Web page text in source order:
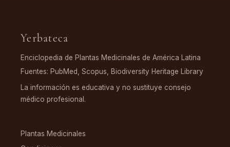
Yerbateca
Enciclopedia de Plantas Medicinales de América Latina
Fuentes: PubMed, Scopus, Biodiversity Heritage Library
La información es educativa y no sustituye consejo
médico profesional.
Plantas Medicinales